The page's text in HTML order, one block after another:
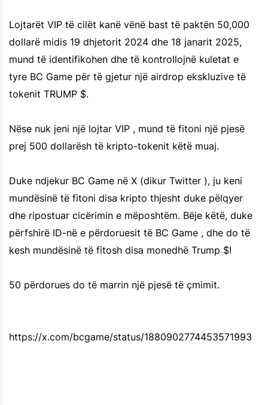
Lojtarët VIP të cilët kanë vënë bast të paktën 50,000
dollarë midis 19 dhjetorit 2024 dhe 18 janarit 2025,
mund të identifikohen dhe të kontrollojnë kuletat e
tyre BC Game për të gjetur një airdrop ekskluzive të
tokenit TRUMP $.
Nëse nuk jeni një lojtar VIP , mund të fitoni një pjesë
prej 500 dollarësh të kripto-tokenit këtë muaj.
Duke ndjekur BC Game në X (dikur Twitter ), ju keni
mundësinë të fitoni disa kripto thjesht duke pëlqyer
dhe ripostuar cicërimin e mëposhtëm. Bëje këtë, duke
përfshirë ID-në e përdoruesit të BC Game , dhe do të
kesh mundësinë të fitosh disa monedhë Trump $!
50 përdorues do të marrin një pjesë të çmimit.
https://x.com/bcgame/status/1880902774453571993